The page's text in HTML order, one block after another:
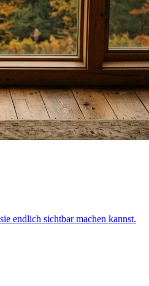
endlich sichtbar machen kannst.